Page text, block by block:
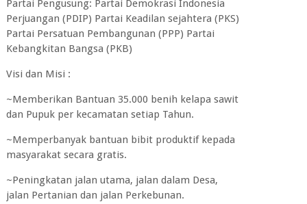
Partai Pengusung: Partai Demokrasi Indonesia
Perjuangan (PDIP) Partai Keadilan sejahtera (PKS)
Partai Persatuan Pembangunan (PPP) Partai
Kebangkitan Bangsa (PKB)
Visi dan Misi :
~Memberikan Bantuan 35.000 benih kelapa sawit
dan Pupuk per kecamatan setiap Tahun.
~Memperbanyak bantuan bibit produktif kepada
masyarakat secara gratis.
~Peningkatan jalan utama, jalan dalam Desa,
jalan Pertanian dan jalan Perkebunan.